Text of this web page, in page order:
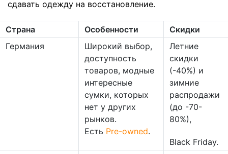
сдавать одежду на восстановление.
Страна Особенности
Скидки
Германия
Широкий выбор,
доступность
товаров, модные
интересные
сумки, которых
нет у других
рынков.
Есть Pre-owned.
Летние
скидки
(-40%) и
зимние
распродажи
(до -70-
80%),
Black Friday.